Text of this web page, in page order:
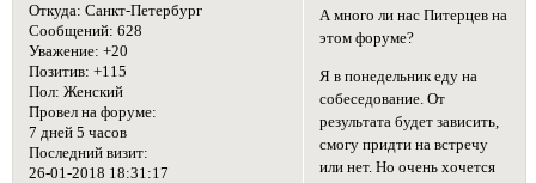
Откуда: Санкт-Петербург
Сообщений: 628
Уважение: +20
Позитив: +115
Пол: Женский
Провел на форуме:
7 дней 5 часов
Последний визит:
26-01-2018 18:31:17
А много ли нас Питерцев на
этом форуме?
Я в понедельник еду на
собеседование. От
результата будет зависить,
смогу придти на встречу
или нет. Но очень хочется